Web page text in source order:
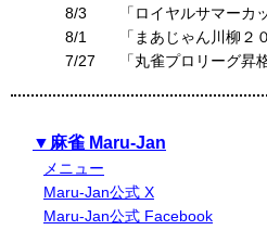
8/3
「ロイヤルサマーカ
8/1
「まあじゃん川柳２
7/27
「丸雀プロリーグ
▼麻雀 Maru-Jan
メニュー
Maru-Jan公式 X
Maru-Jan公式 Facebook